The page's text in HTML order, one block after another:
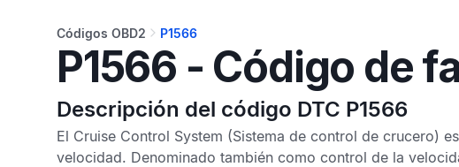
Códigos OBD2 P1566
P1566 - Código de
Descripción del código DTC P1566
El Cruise Control System (Sistema de control de crucero)
velocidad. Denominado también como control de la